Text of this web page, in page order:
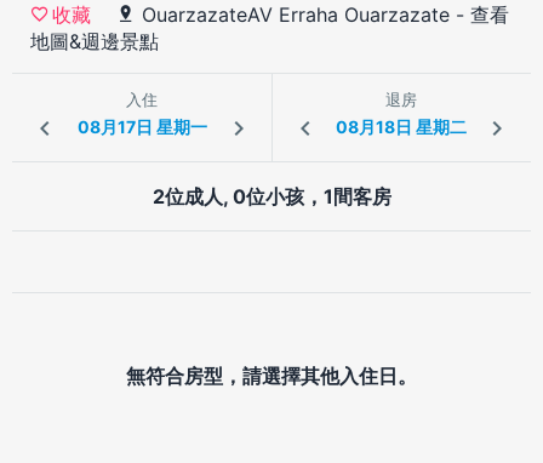
收藏 OuarzazateAV Erraha Ouarzazate - 查看
地圖&週邊景點
入住 退房
2位成人, 0位小孩，1間客房
無符合房型，請選擇其他入住日。